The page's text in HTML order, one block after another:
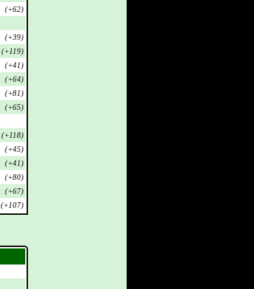
(+62)
(+39)
(+119)
(+41)
(+64)
(+81)
(+65)
(+118)
(+45)
(+41)
(+80)
(+67)
(+107)